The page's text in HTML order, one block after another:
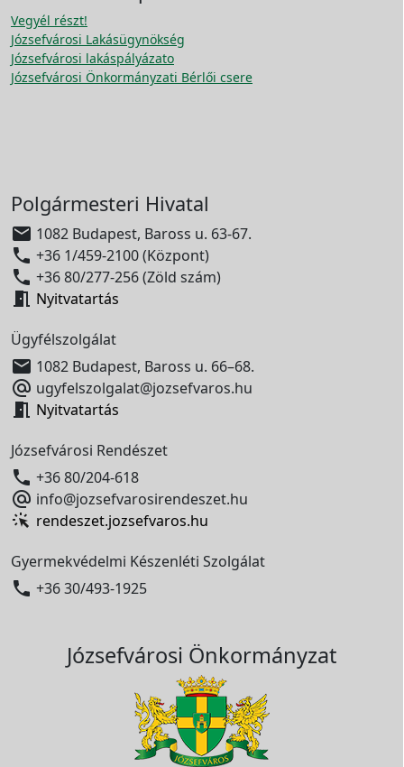
Vegyél részt!
Józsefvárosi Lakásügynökség
Józsefvárosi lakáspályázato
Józsefvárosi Önkormányzati Bérlői csere
Polgármesteri Hivatal
 1082 Budapest, Baross u. 63-67.
 +36 1/459-2100 (Központ)
 +36 80/277-256 (Zöld szám)
 Nyitvatartás
Ügyfélszolgálat
 1082 Budapest, Baross u. 66–68.
 ugyfelszolgalat@jozsefvaros.hu
 Nyitvatartás
Józsefvárosi Rendészet
 +36 80/204-618
 info@jozsefvarosirendeszet.hu
rendeszet.jozsefvaros.hu
Gyermekvédelmi Készenléti Szolgálat
 +36 30/493-1925
Józsefvárosi Önkormányzat